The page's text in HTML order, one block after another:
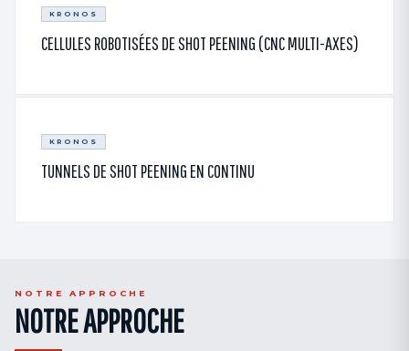
KRONOS
CELLULES ROBOTISÉES DE SHOT PEENING (CNC MULTI-AXES)
KRONOS
TUNNELS DE SHOT PEENING EN CONTINU
NOTRE APPROCHE
NOTRE APPROCHE